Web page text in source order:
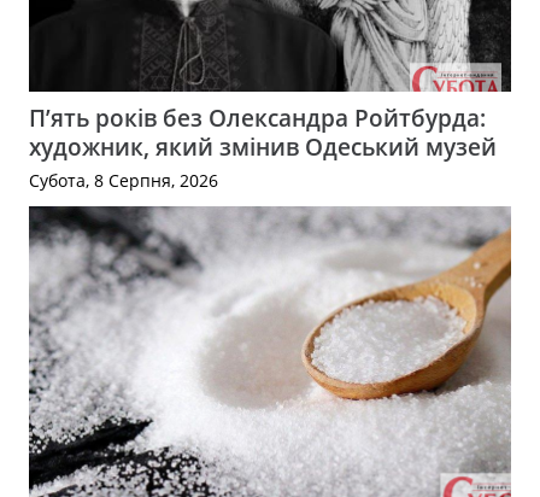
П’ять років без Олександра Ройтбурда:
художник, який змінив Одеський музей
Субота, 8 Серпня, 2026